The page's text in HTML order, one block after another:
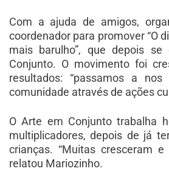
Com a ajuda de amigos,
coordenador para promover “O
mais barulho”, que depois
Conjunto. O movimento foi
resultados: “passamos a
comunidade através de ações
O Arte em Conjunto trabalha
multiplicadores, depois de já
crianças. “Muitas cresceram e
relatou Mariozinho.